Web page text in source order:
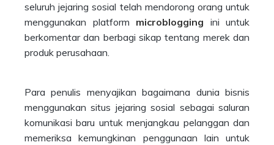
seluruh jejaring sosial telah mendorong orang untuk
menggunakan platform microblogging ini untuk
berkomentar dan berbagi sikap tentang merek dan
produk perusahaan.
Para penulis menyajikan bagaimana dunia bisnis
menggunakan situs jejaring sosial sebagai saluran
komunikasi baru untuk menjangkau pelanggan dan
memeriksa kemungkinan penggunaan lain untuk